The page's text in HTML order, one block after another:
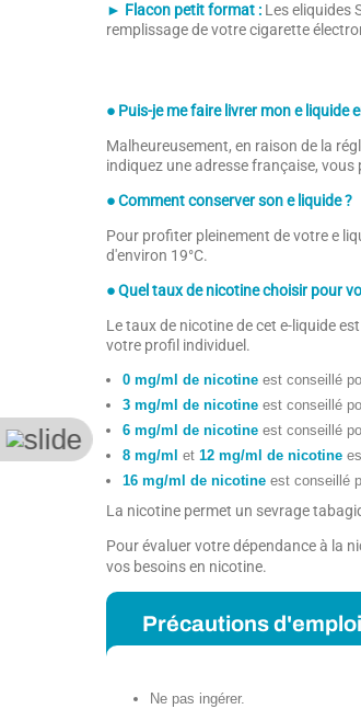
► Flacon petit format : Les eliquides
remplissage de votre cigarette
● Puis-je me faire livrer mon e liquide
Malheureusement, en raison de la
indiquez une adresse française,
● Comment conserver son e liquide ?
Pour profiter pleinement de votre e
d'environ 19°C.
● Quel taux de nicotine choisir pour
Le taux de nicotine de cet e-liquide
votre profil individuel.
0 mg/ml de nicotine est conseillé
3 mg/ml de nicotine est conseillé
6 mg/ml de nicotine est conseillé
8 mg/ml et 12 mg/ml de nicotine
16 mg/ml de nicotine est conseillé
La nicotine permet un sevrage
Pour évaluer votre dépendance à la
vos besoins en nicotine.
Précautions
Ne pas ingérer.